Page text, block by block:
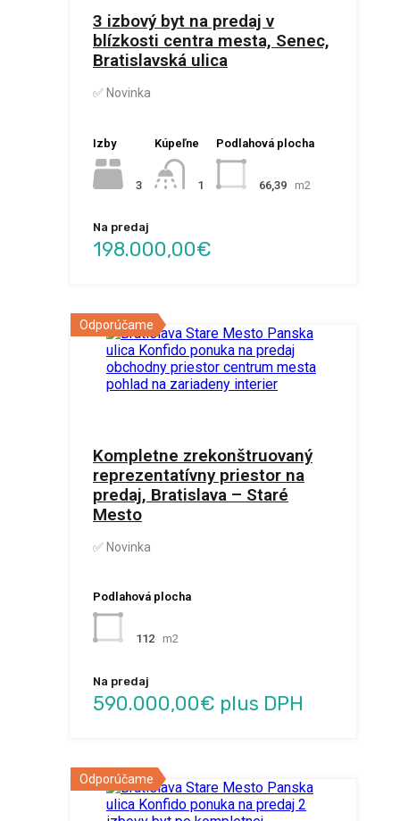
3 izbový byt na predaj v
blízkosti centra mesta, Senec,
Bratislavská ulica
✅ Novinka
Izby
3
Kúpeľne
1
Podlahová plocha
66,39 m2
Na predaj
198.000,00€
Odporúčame
Kompletne zrekonštruovaný
reprezentatívny priestor na
predaj, Bratislava – Staré
Mesto
✅ Novinka
Podlahová plocha
112 m2
Na predaj
590.000,00€ plus DPH
Odporúčame